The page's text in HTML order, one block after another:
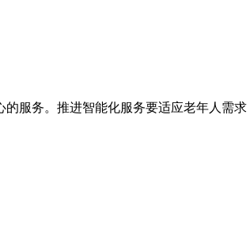
服务。推进智能化服务要适应老年人需